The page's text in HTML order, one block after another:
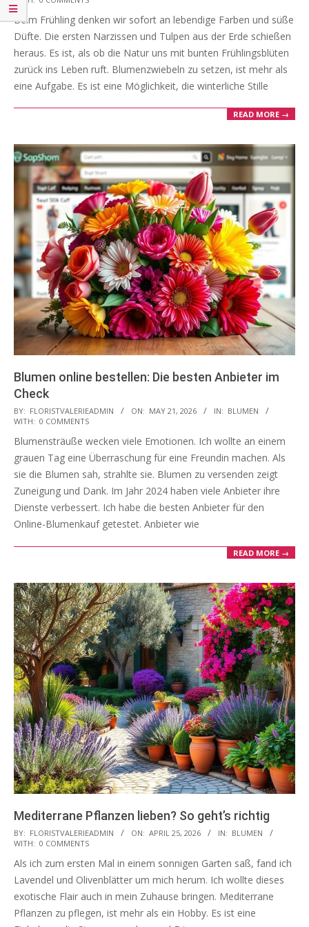
05-
27
Beim Frühling denken wir sofort an lebendige Farben und süße
Düfte. Die ersten Narzissen und Tulpen aus der Erde schießen
heraus. Es ist, als ob die Natur uns mit bunten Frühlingsblüten
zurück ins Leben ruft. Blumenzwiebeln zu setzen, ist mehr als
eine Aufgabe. Es ist eine Möglichkeit, die winterliche Stille
READ MORE →
Blumen online bestellen: Die besten Anbieter im
Check
2026-
05-
21
BY: FLORISTVALERIEADMIN ON: MAY 21, 2026 IN: BLUMEN
WITH: 0 COMMENTS
Blumensträuße wecken viele Emotionen. Ich wollte an einem
grauen Tag eine Überraschung für eine Freundin machen. Als
sie die Blumen sah, strahlte sie. Blumen zu versenden zeigt
Zuneigung und Dank. Im Jahr 2024 haben viele Anbieter ihre
Dienste verbessert. Ich habe die besten Anbieter für den
Online-Blumenkauf getestet. Anbieter wie
READ MORE →
Mediterrane Pflanzen lieben? So geht’s richtig
2026-
04-
25
BY: FLORISTVALERIEADMIN ON: APRIL 25, 2026 IN: BLUMEN
WITH: 0 COMMENTS
Als ich zum ersten Mal in einem sonnigen Garten saß, fand ich
Lavendel und Olivenblätter um mich herum. Ich wollte dieses
exotische Flair auch in mein Zuhause bringen. Mediterrane
Pflanzen zu pflegen, ist mehr als ein Hobby. Es ist eine